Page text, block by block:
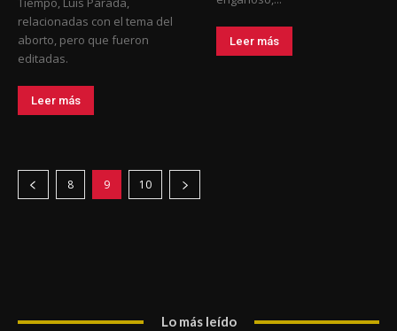
relacionadas con el tema del
aborto, pero que fueron
editadas.
Leer más
Leer más
8 9 10
Lo más leído